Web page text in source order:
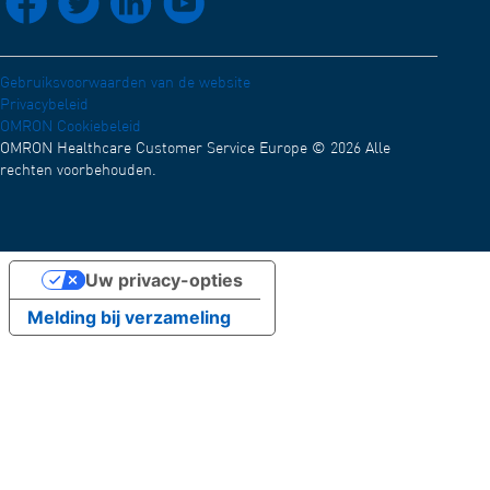
Werken bij OMRON
Nieuws en evenementen
Test
Gebruiksvoorwaarden van de website
Privacybeleid
OMRON Cookiebeleid
OMRON Healthcare Customer Service Europe © 2026 Alle
rechten voorbehouden.
Melding bij verzameling
Uw privacy-opties